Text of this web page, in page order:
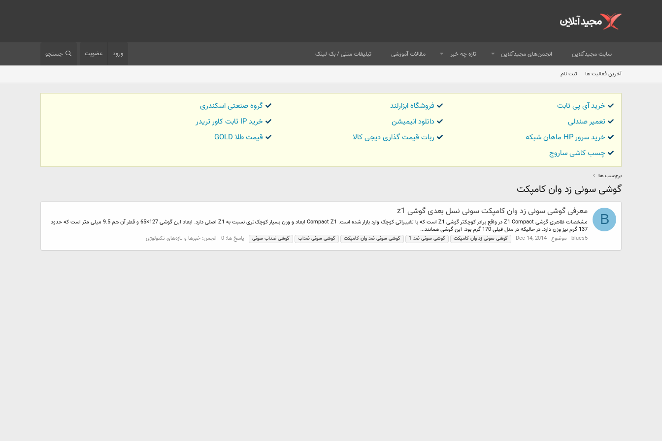
سایت مجیدآنلاین انجمن‌های مجیدآنلاین تازه چه خبر مقالات آموزشی تبلیغات متنی / بک لینک ورود عضویت جستجو
آخرین فعالیت ها ثبت نام
خرید آی پی ثابت فروشگاه ابزارلند
گروه صنعتی اسکندری
تعمیر صندلی
داتلود انیمیشن
خرید IP ثابت کاور تریدر
خرید سرور HP ماهان شبکه
ربات قیمت گذاری دیجی کالا
قیمت طلا GOLD
چسب کاشی ساروج
برچسب ها
گوشی سونی زد وان کامپکت
B
معرفی گوشی سونی زد وان کامپکت سونی نسل بعدی گوشی z1
مشخصات ظاهری گوشی Z1 Compact در واقع برادر کوچکتر گوشی Z1 است که با تغییراتی کوچک وارد بازار شده است. Compact Z1 ابعاد و وزن بسیار کوچک‌تری نسبت به Z1 اصلی دارد. ابعاد این گوشی 127×65 و قطر آن هم 9.5 میلی متر است که حدود
137 گرم نیز وزن دارد. در حالیکه در مدل قبلی 170 گرم بود. این گوشی همانند...
blues5 موضوع Dec 14, 2014 گوشی سونی زد وان کامپکت گوشی سونی ضد 1 گوشی سونی ضد وان کامپکت گوشی سونی ضدآب گوشی ضدآب سونی پاسخ ها: 0 انجمن: خبرها و تازه‌های تکنولوژی